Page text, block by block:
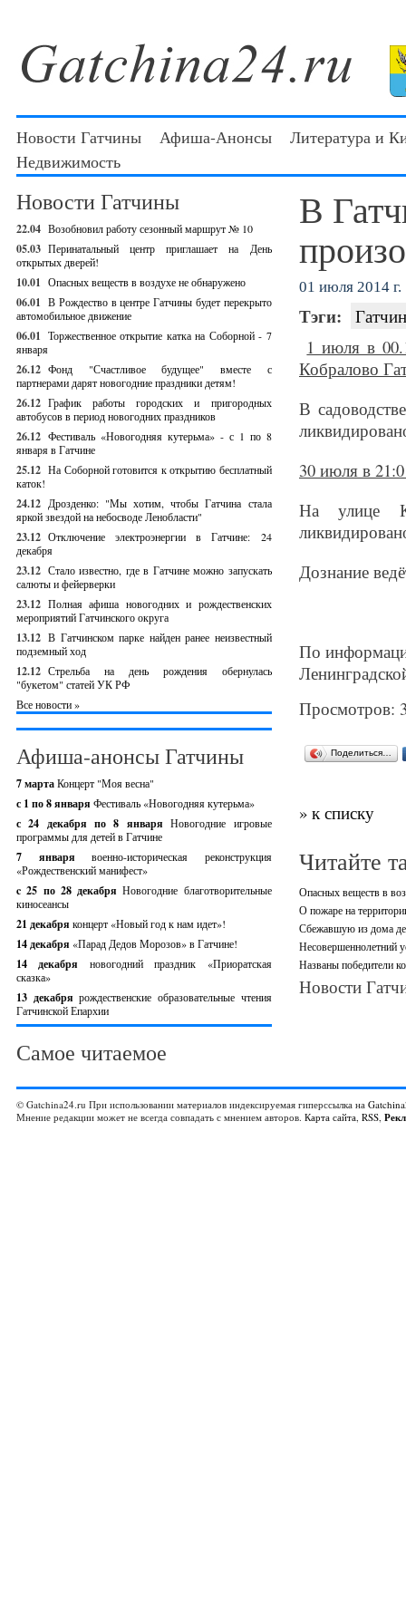
Новости Гатчины Афиша-Анонсы
Литература и
Недвижимость
Новости Гатчины
22.04 Возобновил работу сезонный маршрут № 10
05.03 Перинатальный центр приглашает на День
открытых дверей!
10.01 Опасных веществ в воздухе не обнаружено
06.01 В Рождество в центре Гатчины будет перекрыто
автомобильное движение
06.01 Торжественное открытие катка на Соборной - 7
января
26.12 Фонд "Счастливое будущее" вместе с
партнерами дарят новогодние праздники детям!
26.12 График работы городских и пригородных
автобусов в период новогодних праздников
26.12 Фестиваль «Новогодняя кутерьма» - с 1 по 8
января в Гатчине
25.12 На Соборной готовится к открытию бесплатный
каток!
24.12 Дрозденко: "Мы хотим, чтобы Гатчина стала
яркой звездой на небосводе Ленобласти"
23.12 Отключение электроэнергии в Гатчине: 24
декабря
23.12 Стало известно, где в Гатчине можно запускать
салюты и фейерверки
23.12 Полная афиша новогодних и рождественских
мероприятий Гатчинского округа
13.12 В Гатчинском парке найден ранее неизвестный
подземный ход
12.12 Стрельба на день рождения обернулась
"букетом" статей УК РФ
Все новости »
Афиша-анонсы Гатчины
7 мартаКонцерт "Моя весна"
с 1 по 8 января Фестиваль «Новогодняя кутерьма»
с 24 декабря по 8 январяНовогодние игровые
программы для детей в Гатчине
7 январявоенно-историческая реконструкция
«Рождественский манифест»
c 25 по 28 декабряНовогодние благотворительные
киносеансы
21 декабря концерт «Новый год к нам идет»!
14 декабря «Парад Дедов Морозов» в Гатчине!
14 декабря новогодний праздник «Приоратская
сказка»
13 декабрярождественские образовательные чтения
Гатчинской Епархии
Самое читаемое
В
01 июля 2014 г.
Тэги:
1 июля в
Кобралово
В
30 июля в
На улице
Дознание
По
Просмотров:
Поделиться…
» к списку
Читайте
Опасных веществ в
О пожаре на
Сбежавшую из дома
Несовершеннолетний
Названы победители
Новости
© Gatchina24.ru При использовании материалов индексируемая гиперссылка на
Мнение редакции может не всегда совпадать с мнением авторов. Карта сайта, RSS,